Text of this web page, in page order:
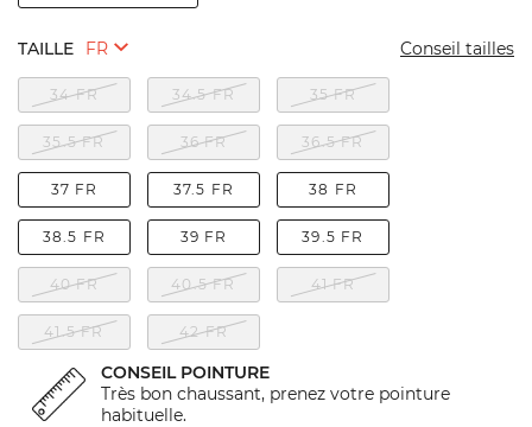
TAILLE Conseil tailles
34 FR 34.5 FR 35 FR
35.5 FR 36 FR 36.5 FR
37 FR 37.5 FR 38 FR
38.5 FR 39 FR 39.5 FR
40 FR 40.5 FR 41 FR
41.5 FR 42 FR
CONSEIL POINTURE
Très bon chaussant, prenez votre pointure
habituelle.